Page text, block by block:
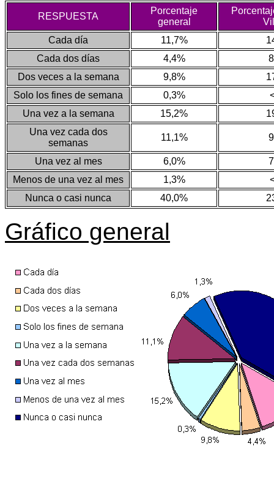
RESPUESTA
Porcentaje
general
Cada día
11,7%
Cada dos días
4,4%
Dos veces a la semana
9,8%
Solo los fines de semana
0,3%
Una vez a la semana
15,2%
Una vez cada dos
semanas
11,1%
Una vez al mes 6,0%
Menos de una vez al mes
1,3%
Nunca o casi nunca
40,0%
Gráfico general